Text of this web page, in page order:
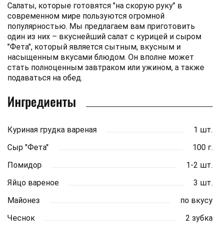
Салаты, которые готовятся "на скорую руку" в
современном мире пользуются огромной
популярностью. Мы предлагаем вам приготовить
один из них – вкуснейший салат с курицей и сыром
"Фета", который является сытным, вкусным и
насыщенным вкусами блюдом. Он вполне может
стать полноценным завтраком или ужином, а также
подаваться на обед.
Ингредиенты
Куриная грудка вареная
1 шт.
Сыр "Фета"
100 г.
Помидор
1-2 шт.
Яйцо вареное
3 шт.
Майонез
по вкусу
Чеснок
2 зубка